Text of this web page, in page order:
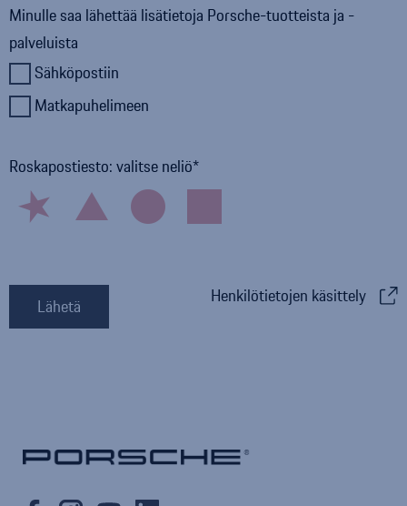
Minulle saa lähettää lisätietoja Porsche-tuotteista ja -
palveluista
Sähköpostiin
Matkapuhelimeen
Roskapostiesto: valitse neliö
Henkilötietojen käsittely